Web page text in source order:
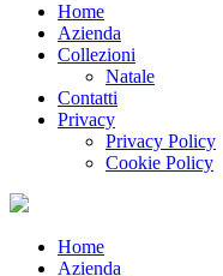
Home
Azienda
Collezioni
Natale
Contatti
Privacy
Privacy Policy
Cookie Policy
Home
Azienda